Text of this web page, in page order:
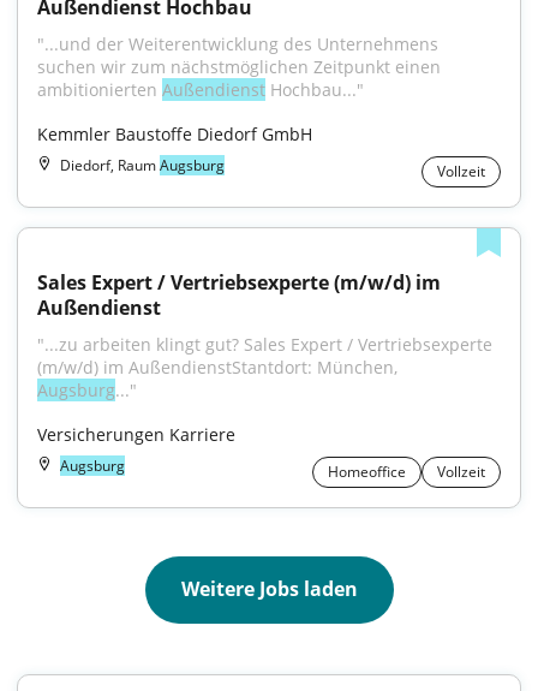
Außendienst Hochbau
"...und der Weiterentwicklung des Unternehmens
suchen wir zum nächstmöglichen Zeitpunkt einen
ambitionierten Außendienst Hochbau..."
Kemmler Baustoffe Diedorf GmbH
Diedorf, RaumAugsburg Vollzeit
Sales Expert / Vertriebsexperte (m/w/d) im
Außendienst
"...zu arbeiten klingt gut? Sales Expert / Vertriebsexperte
Augsburg..."
Versicherungen Karriere
Augsburg Homeoffice Vollzeit
Weitere Jobs laden